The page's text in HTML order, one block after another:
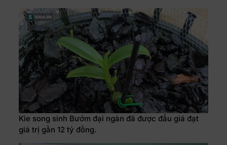
Kie song sinh Bướm đại ngàn đã được đấu giá đạt
giá trị gần 12 tỷ đồng.